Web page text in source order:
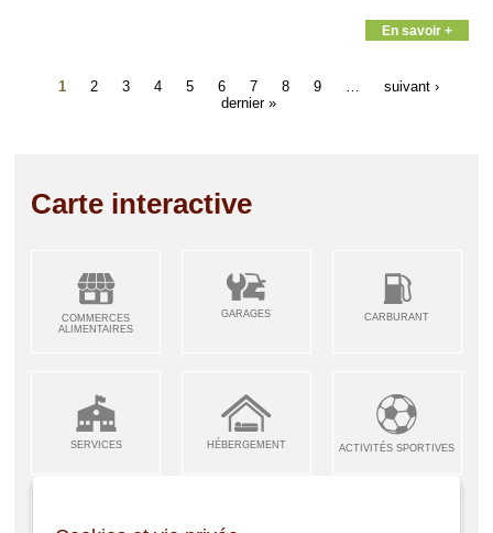
En savoir +
1 2 3 4 5 6 7 8 9
suivant ›
dernier »
Carte interactive
COMMERCES
ALIMENTAIRES
GARAGES CARBURANT
SERVICES HÉBERGEMENT ACTIVITÉS SPORTIVES